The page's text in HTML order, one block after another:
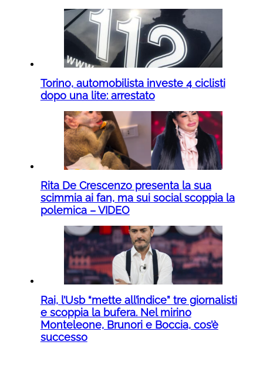
Torino, automobilista investe 4 ciclisti
dopo una lite: arrestato
Rita De Crescenzo presenta la sua
scimmia ai fan, ma sui social scoppia la
polemica – VIDEO
Rai, l’Usb “mette all’indice” tre giornalisti
e scoppia la bufera. Nel mirino
Monteleone, Brunori e Boccia, cos’è
successo